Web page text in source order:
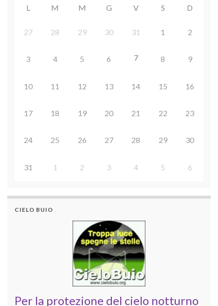
L M M G V S D
27 28 29 30 31 1 2
3 4 5 6 7 8 9
10 11 12 13 14 15 16
17 18 19 20 21 22 23
24 25 26 27 28 29 30
31 1 2 3 4 5 6
CIELO BUIO
Per la protezione del cielo notturno